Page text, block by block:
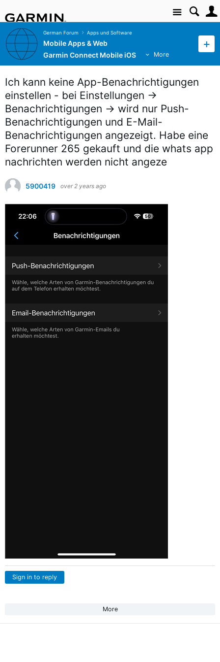
Site
German Forum Apps und Software
Mobile Apps & Web
Garmin Connect Mobile iOS
More
Ich kann keine App-Benachrichtigungen
einstellen - bei Einstellungen ->
Benachrichtigungen -> wird nur Push-
Benachrichtigungen und E-Mail-
Benachrichtigungen angezeigt. Habe eine
Forerunner 265 gekauft und die whats app
nachrichten werden nicht angeze
5900419 over 2 years ago
Sign in to reply
More